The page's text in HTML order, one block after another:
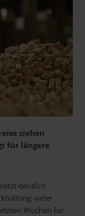
ziehen
für längere
deutlich
vieler
Wochen für